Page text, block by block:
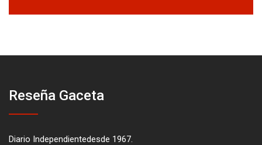
Reseña Gaceta
Diario Independientedesde 1967.